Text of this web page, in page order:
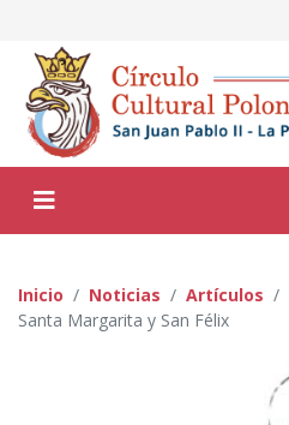
Inicio Noticias Artículos
Santa Margarita y San Félix